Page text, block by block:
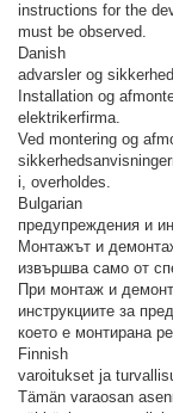
instructions for the
must be observed.
Danish
advarsler og
Installation og
elektrikerfirma.
Ved montering og
i, overholdes.
Bulgarian
предупреждения и
Монтажът и
извършва само от
При монтаж и
инструкциите за
което е монтирана
Finnish
varoitukset ja
Tämän varaosan